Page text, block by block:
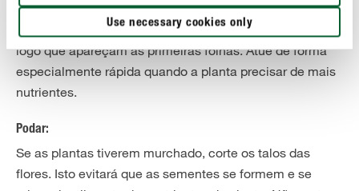
Use necessary cookies only
nutrientes suficientes para produzir muitas flores.
Adicione um fertilizante de flores líquidas à água de rega
logo que apareçam as primeiras folhas. Atue de forma
especialmente rápida quando a planta precisar de mais
nutrientes.
Podar:
Se as plantas tiverem murchado, corte os talos das
flores. Isto evitará que as sementes se formem e se